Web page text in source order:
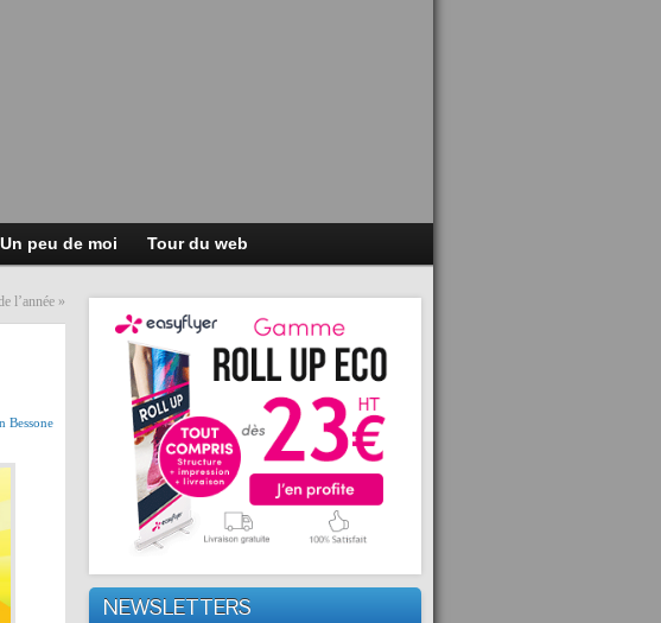
Un peu de moi Tour du web
l’année »
Bessone
NEWSLETTERS